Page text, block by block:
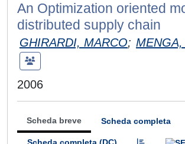
An Optimization oriented
distributed supply chain
GHIRARDI, MARCO;
2006
Scheda breve Scheda completa